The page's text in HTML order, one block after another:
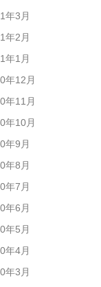
年3月
年2月
年1月
年12月
年11月
年10月
年9月
年8月
年7月
年6月
年5月
年4月
年3月